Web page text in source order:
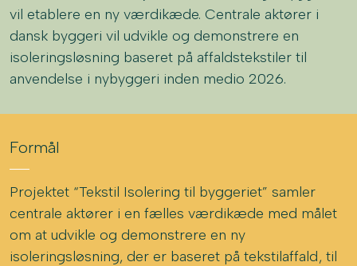
vil etablere en ny værdikæde. Centrale aktører i
dansk byggeri vil udvikle og demonstrere en
isoleringsløsning baseret på affaldstekstiler til
anvendelse i nybyggeri inden medio 2026.
Formål
Projektet “Tekstil Isolering til byggeriet” samler
centrale aktører i en fælles værdikæde med målet
om at udvikle og demonstrere en ny
isoleringsløsning, der er baseret på tekstilaffald, til